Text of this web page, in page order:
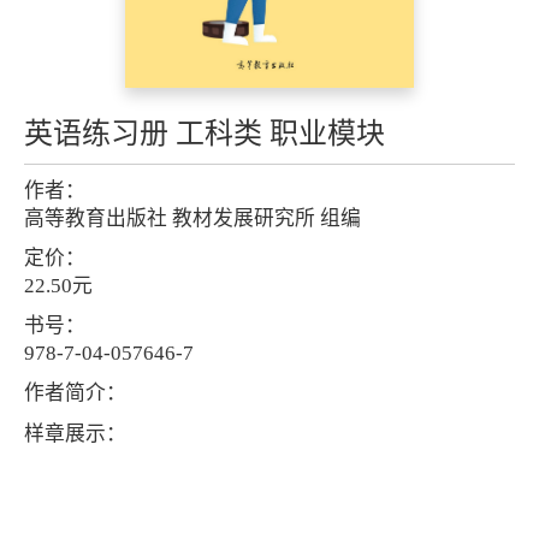
英语练习册 工科类 职业模块
作者：
高等教育出版社 教材发展研究所 组编
定价：
22.50元
书号：
978-7-04-057646-7
作者简介：
样章展示：